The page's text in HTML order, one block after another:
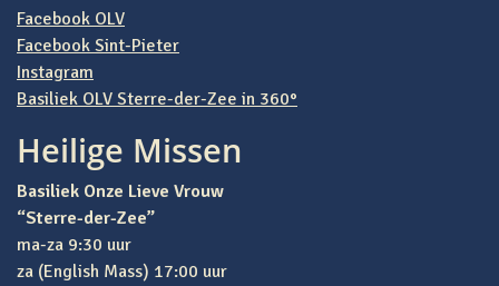
Facebook OLV
Facebook Sint-Pieter
Instagram
Basiliek OLV Sterre-der-Zee in 360°
Heilige Missen
Basiliek Onze Lieve Vrouw
“Sterre-der-Zee”
ma-za 9:30 uur
za (English Mass) 17:00 uur